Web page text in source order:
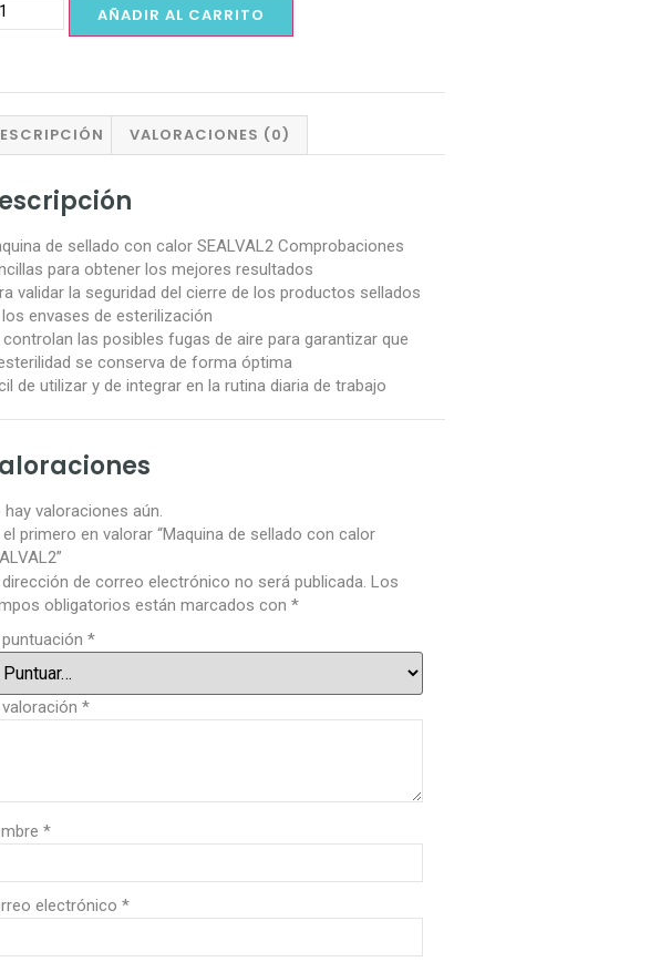
AÑADIR AL CARRITO
VALORACIONES (0)
de sellado con calor SEALVAL2 Comprobaciones
para obtener los mejores resultados
validar la seguridad del cierre de los productos sellados
envases de esterilización
controlan las posibles fugas de aire para garantizar que
se conserva de forma óptima
de utilizar y de integrar en la rutina diaria de trabajo
hay valoraciones aún.
el primero en valorar “Maquina de sellado con calor
dirección de correo electrónico no será publicada. Los
obligatorios están marcados con *
*
*
*
electrónico *